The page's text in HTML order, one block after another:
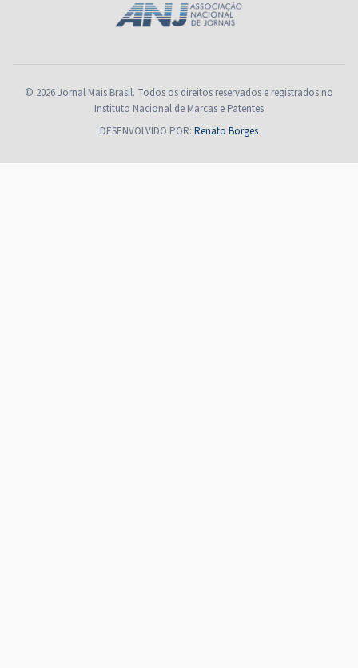
© 2026 Jornal Mais Brasil. Todos os direitos reservados e registrados no
Instituto Nacional de Marcas e Patentes
DESENVOLVIDO POR: Renato Borges